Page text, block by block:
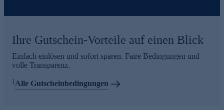
Ihre Gutschein-Vorteile auf einen Blick
Einfach einlösen und sofort sparen. Faire Bedingungen und
volle Transparenz.
1Alle Gutscheinbedingungen